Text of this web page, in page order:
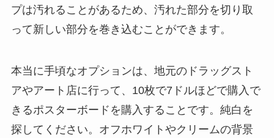
プは汚れることがあるため、汚れた部分を切り取
って新しい部分を巻き込むことができます。
本当に手頃なオプションは、地元のドラッグスト
アやアート店に行って、10枚で7ドルほどで購入で
きるポスターボードを購入することです。純白を
探してください。オフホワイトやクリームの背景